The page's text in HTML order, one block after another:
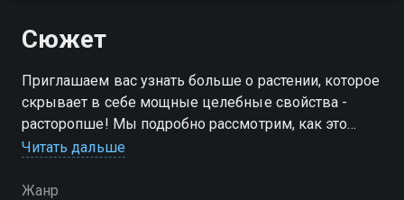
Сюжет
Приглашаем вас узнать больше о растении, которое
скрывает в себе мощные целебные свойства -
расторопше! Мы подробно рассмотрим, как это
растение помогает поддерживать здоровье печени
Читать дальше
Жанр